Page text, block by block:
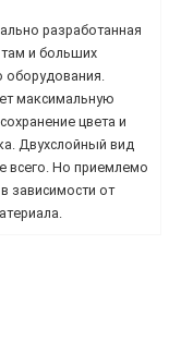
разработанная
и больших
максимальную
цвета и
Двухслойный вид
всего. Но приемлемо
зависимости от